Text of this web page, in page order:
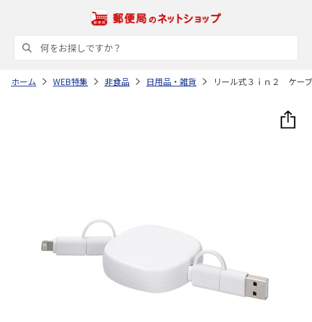
ホーム WEB特集 非食品 日用品・雑貨 リール式３ｉｎ２ ケー